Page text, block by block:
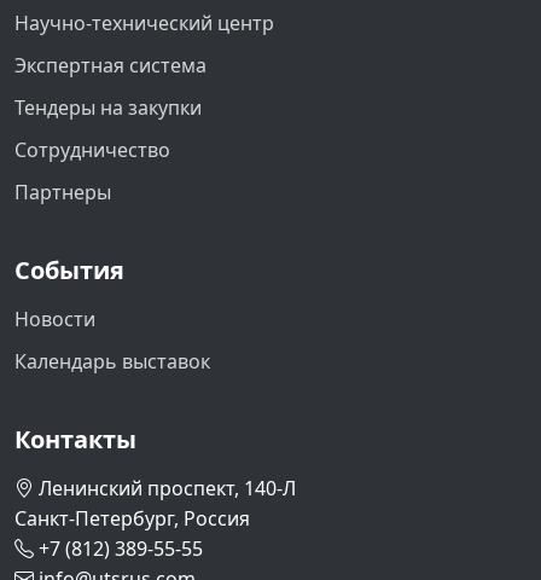
Научно-технический центр
Экспертная система
Тендеры на закупки
Сотрудничество
Партнеры
События
Новости
Календарь выставок
Контакты
Ленинский проспект, 140-Л
Санкт-Петербург, Россия
+7 (812) 389-55-55